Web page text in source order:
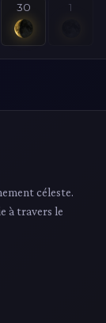
30 1
céleste.
à travers le